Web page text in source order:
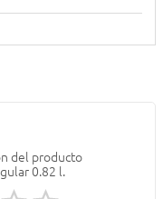
del producto
0.82 l.